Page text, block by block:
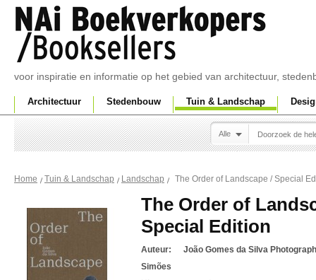
voor inspiratie en informatie op het gebied van architectuur,
Architectuur Stedenbouw Tuin & Landschap
Alle
Home Tuin & Landschap Landschap The Order of Landscape / Special
The Order of
Special Edition
Auteur:
João Gomes da Silva
Simões